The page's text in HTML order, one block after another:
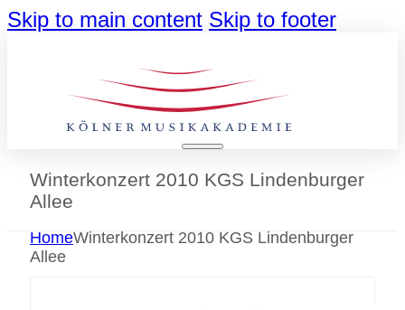
Skip to main content Skip to footer
Winterkonzert 2010 KGS Lindenburger
Allee
HomeWinterkonzert 2010 KGS Lindenburger
Allee